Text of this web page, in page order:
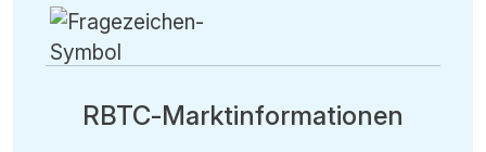
RBTC-Marktinformationen